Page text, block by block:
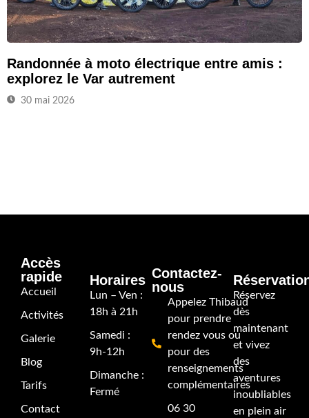
Randonnée à moto électrique entre amis :
explorez le Var autrement
30 mai 2026
Accès
rapide
Accueil
Activités
Galerie
Blog
Tarifs
Contact
Horaires
Lun – Ven :
18h à 21h
Samedi :
9h-12h
Dimanche :
Fermé
Contactez-
nous
Appelez Thibaud
pour prendre
rendez vous ou
pour des
renseignements
complémentaires
06 30
Réservez
dès
maintenant
et vivez
des
aventures
inoubliables
en plein air